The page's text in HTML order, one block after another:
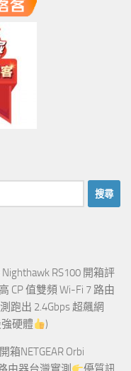
RS100 開箱評
CP 值雙頻 Wi-Fi 7 路由
跑出 2.4Gbps 超飆網
硬體
)
NETGEAR Orbi